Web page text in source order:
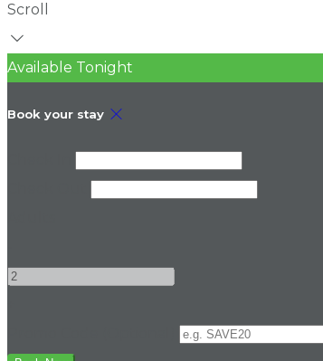
Scroll
Available Tonight
Book your stay